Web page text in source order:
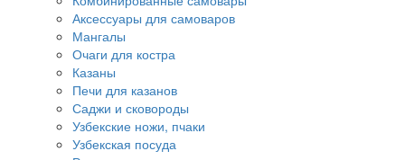
Аксессуары для самоваров
Мангалы
Очаги для костра
Казаны
Печи для казанов
Саджи и сковороды
Узбекские ножи, пчаки
Узбекская посуда